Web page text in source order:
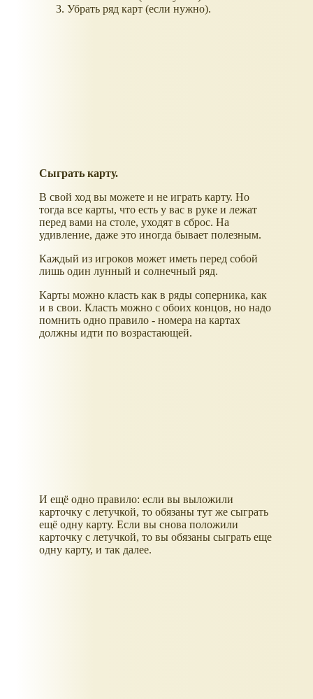
Убрать ряд карт (если нужно).
Сыграть карту.
В свой ход вы можете и не играть карту. Но
тогда все карты, что есть у вас в руке и лежат
перед вами на столе, уходят в сброс. На
удивление, даже это иногда бывает полезным.
Каждый из игроков может иметь перед собой
лишь один лунный и солнечный ряд.
Карты можно класть как в ряды соперника, как
и в свои. Класть можно с обоих концов, но надо
помнить одно правило - номера на картах
должны идти по возрастающей.
И ещё одно правило: если вы выложили
карточку с летучкой, то обязаны тут же сыграть
ещё одну карту. Если вы снова положили
карточку с летучкой, то вы обязаны сыграть еще
одну карту, и так далее.